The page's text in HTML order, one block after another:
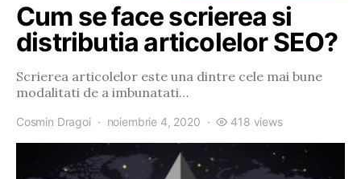
Cum se face scrierea si
distributia articolelor SEO?
Scrierea articolelor este una dintre cele mai bune
modalitati de a imbunatati…
Cosmin Dragoi noiembrie 4, 2020 418 views